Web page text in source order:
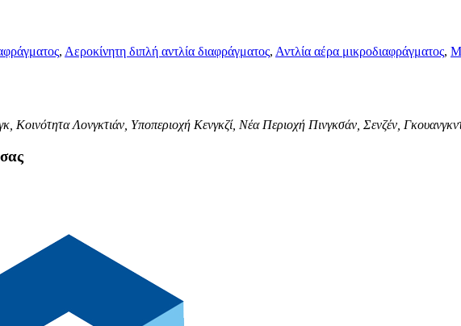
, Αεροκίνητη διπλή αντλία διαφράγματος, Αντλία αέρα μικροδιαφράγματος,
Κοινότητα Λονγκτιάν, Υποπεριοχή Κενγκζί, Νέα Περιοχή Πινγκσάν, Σενζέν,